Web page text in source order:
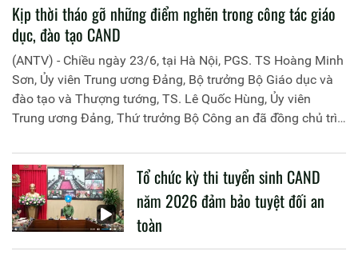
Kịp thời tháo gỡ những điểm nghẽn trong công tác giáo
dục, đào tạo CAND
(ANTV) - Chiều ngày 23/6, tại Hà Nội, PGS. TS Hoàng Minh
Sơn, Ủy viên Trung ương Đảng, Bộ trưởng Bộ Giáo dục và
đào tạo và Thượng tướng, TS. Lê Quốc Hùng, Ủy viên
Trung ương Đảng, Thứ trưởng Bộ Công an đã đồng chủ trì
liên quan đến công tác giáo dục và đào tạo của lực lượng
CAND.
Tổ chức kỳ thi tuyển sinh CAND
năm 2026 đảm bảo tuyệt đối an
toàn